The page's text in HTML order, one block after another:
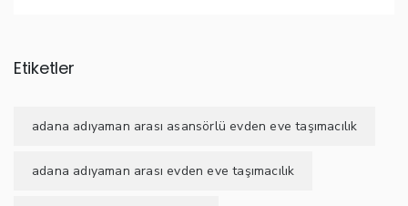
Etiketler
adana adıyaman arası asansörlü evden eve taşımacılık
adana adıyaman arası evden eve taşımacılık